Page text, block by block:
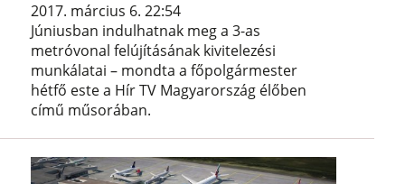
2017. március 6. 22:54
Júniusban indulhatnak meg a 3-as
metróvonal felújításának kivitelezési
munkálatai – mondta a főpolgármester
hétfő este a Hír TV Magyarország élőben
című műsorában.